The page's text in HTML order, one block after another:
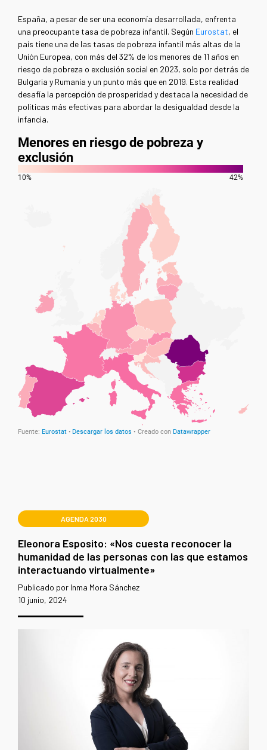
España, a pesar de ser una economía desarrollada, enfrenta
una preocupante tasa de pobreza infantil. Según Eurostat, el
país tiene una de las tasas de pobreza infantil más altas de la
Unión Europea, con más del 32% de los menores de 11 años en
riesgo de pobreza o exclusión social en 2023, solo por detrás de
Bulgaria y Rumanía y un punto más que en 2019. Esta realidad
desafía la percepción de prosperidad y destaca la necesidad de
políticas más efectivas para abordar la desigualdad desde la
infancia.
AGENDA 2030
Eleonora Esposito: «Nos cuesta reconocer la
humanidad de las personas con las que estamos
interactuando virtualmente»
Publicado por Inma Mora Sánchez
10 junio, 2024